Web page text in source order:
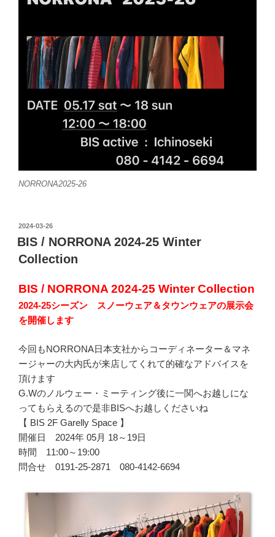
NORRONA2025-26
投
稿
日:
2024-03-26
BIS / NORRONA 2024-25 Winter
Collection
BIS / NORRONA 2024-25 Winter Collection
2024-25シーズン スノーウェア＆タウンウェアの展示会
を開催します
今回もNORRONA日本支社からコーディネーター＆マネ
ージャーの大内氏が来店してくれて的確なアドバイスを
頂けます
G.Wのノルウェー・ミーティング後に一関へお越しにな
ってもらえるので是非BISへお越しくださいね
【 BIS 2F Garelly Space 】
開催日 2024年 05月 18～19日
時間 11:00～19:00
問合せ 0191-25-2871 080-4142-6694